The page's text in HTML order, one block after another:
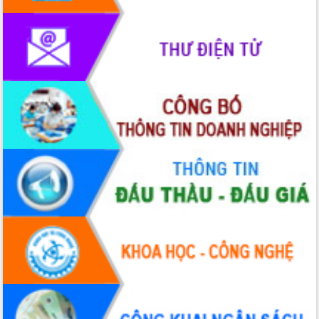
Rà soát, hoàn thiện hệ thống thiết chế
văn hóa, thể thao đáp ứng yêu cầu
phát triển mới
Thường trực HĐND tỉnh Đắk Lắk gặp
mặt Đoàn chuyên gia y tế TP. Hồ Chí
Minh
Lễ truy điệu và an táng hài cốt liệt sĩ
tại Nghĩa trang Liệt sĩ xã Sơn Hòa
Bàn giải pháp tháo gỡ khó khăn trong
xuất khẩu sầu riêng và triển khai quy
định EUDR
Thứ trưởng Bộ Nông nghiệp và Môi
trường Nguyễn Hoàng Hiệp khảo sát
vùng trồng và doanh nghiệp đóng gói
sầu riêng tại Đắk Lắk
Trình diễn nghệ thuật chế biến các
món ăn từ sầu riêng
Đắk Lắk công bố Quy hoạch và xúc
tiến đầu tư tỉnh
Ngành cá ngừ Đắk Lắk chủ động thích